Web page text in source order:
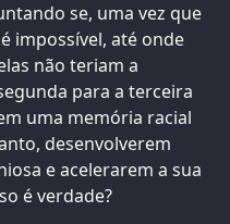
se, uma vez que
impossível, até onde
não teriam a
para a terceira
uma memória racial
desenvolverem
e acelerarem a sua
é verdade?